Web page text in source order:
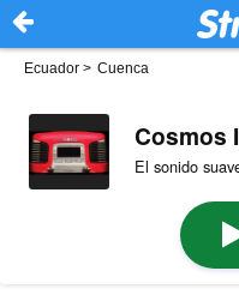
Ecuador > Cuenca
Cosmos
El sonido